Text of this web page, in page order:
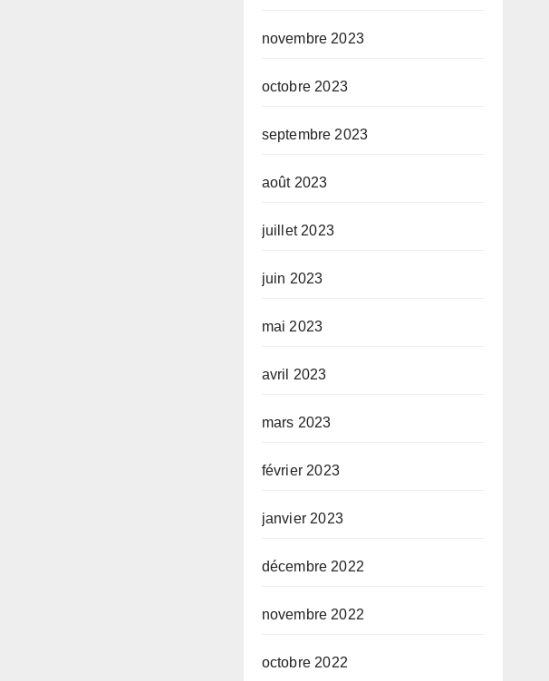
novembre 2023
octobre 2023
septembre 2023
août 2023
juillet 2023
juin 2023
mai 2023
avril 2023
mars 2023
février 2023
janvier 2023
décembre 2022
novembre 2022
octobre 2022